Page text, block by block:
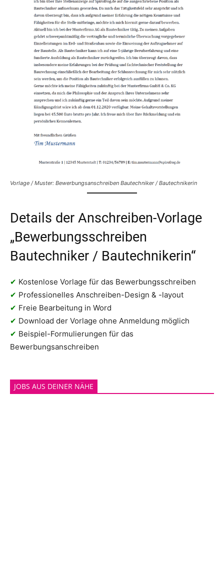
Vorlage / Muster: Bewerbungsanschreiben Bautechniker / Bautechnikerin
Details der Anschreiben-Vorlage
„Bewerbungsschreiben
Bautechniker / Bautechnikerin“
✔ Kostenlose Vorlage für das Bewerbungsschreiben
✔ Professionelles Anschreiben-Design & -layout
✔ Freie Bearbeitung in Word
✔ Download der Vorlage ohne Anmeldung möglich
✔ Beispiel-Formulierungen für das
Bewerbungsanschreiben
JOBS AUS DEINER NÄHE